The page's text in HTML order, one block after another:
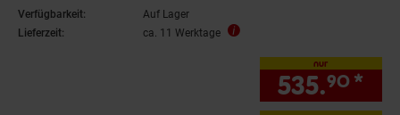
Verfügbarkeit:
Auf Lager
Lieferzeit:
ca. 11 Werktage
nur
535.90 *